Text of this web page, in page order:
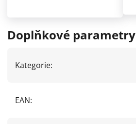
Doplňkové parametry
Kategorie:
EAN: